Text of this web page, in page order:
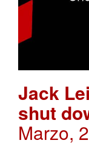
Jack
shut
Marzo,